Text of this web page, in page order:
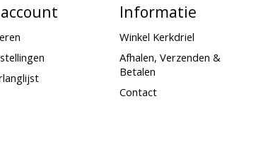
Informatie
Winkel Kerkdriel
Afhalen, Verzenden &
Betalen
Contact